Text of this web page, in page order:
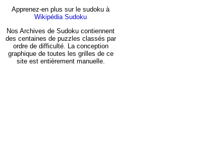
Apprenez-en plus sur le sudoku à
Wikipédia Sudoku
Nos Archives de Sudoku contiennent
des centaines de puzzles classés par
ordre de difficulté. La conception
graphique de toutes les grilles de ce
site est entièrement manuelle.